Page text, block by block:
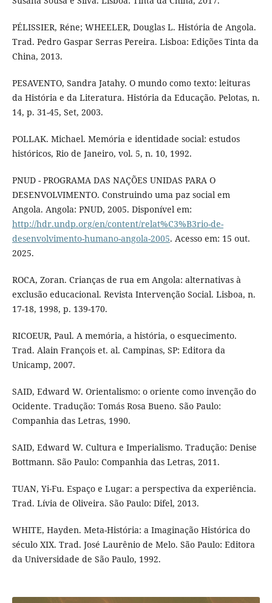
PÉLISSIER, Réne; WHEELER, Douglas L. História de Angola.
Trad. Pedro Gaspar Serras Pereira. Lisboa: Edições Tinta da
China, 2013.
PESAVENTO, Sandra Jatahy. O mundo como texto: leituras
da História e da Literatura. História da Educação. Pelotas, n.
14, p. 31-45, Set, 2003.
POLLAK. Michael. Memória e identidade social: estudos
históricos, Rio de Janeiro, vol. 5, n. 10, 1992.
PNUD - PROGRAMA DAS NAÇÕES UNIDAS PARA O
DESENVOLVIMENTO. Construindo uma paz social em
Angola. Angola: PNUD, 2005. Disponível em:
http://hdr.undp.org/en/content/relat%C3%B3rio-de-
desenvolvimento-humano-angola-2005. Acesso em: 15 out.
2025.
ROCA, Zoran. Crianças de rua em Angola: alternativas à
exclusão educacional. Revista Intervenção Social. Lisboa, n.
17-18, 1998, p. 139-170.
RICOEUR, Paul. A memória, a história, o esquecimento.
Trad. Alain François et. al. Campinas, SP: Editora da
Unicamp, 2007.
SAID, Edward W. Orientalismo: o oriente como invenção do
Ocidente. Tradução: Tomás Rosa Bueno. São Paulo:
Companhia das Letras, 1990.
SAID, Edward W. Cultura e Imperialismo. Tradução: Denise
Bottmann. São Paulo: Companhia das Letras, 2011.
TUAN, Yi-Fu. Espaço e Lugar: a perspectiva da experiência.
Trad. Lívia de Oliveira. São Paulo: Difel, 2013.
WHITE, Hayden. Meta-História: a Imaginação Histórica do
século XIX. Trad. José Laurênio de Melo. São Paulo: Editora
da Universidade de São Paulo, 1992.